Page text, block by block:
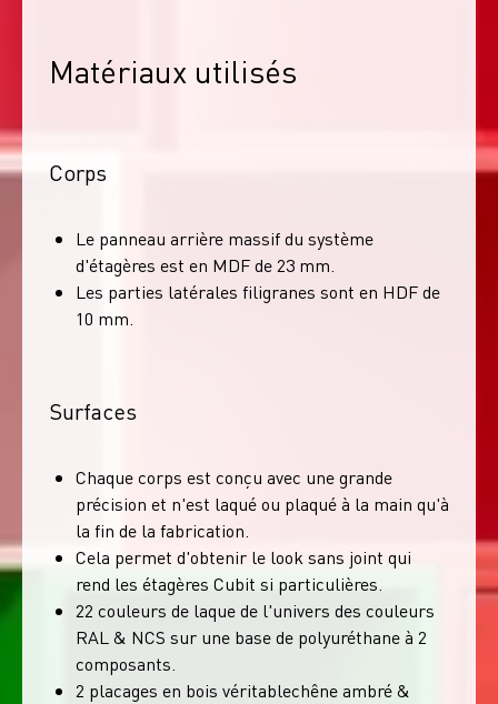
Matériaux utilisés
Corps
Le panneau arrière massif du système
d'étagères est en MDF de 23 mm.
Les parties latérales filigranes sont en HDF de
10 mm.
Surfaces
Chaque corps est conçu avec une grande
précision et n'est laqué ou plaqué à la main qu'à
la fin de la fabrication.
Cela permet d'obtenir le look sans joint qui
rend les étagères Cubit si particulières.
22 couleurs de laque de l'univers des couleurs
RAL & NCS sur une base de polyuréthane à 2
composants.
2 placages en bois véritablechêne ambré &